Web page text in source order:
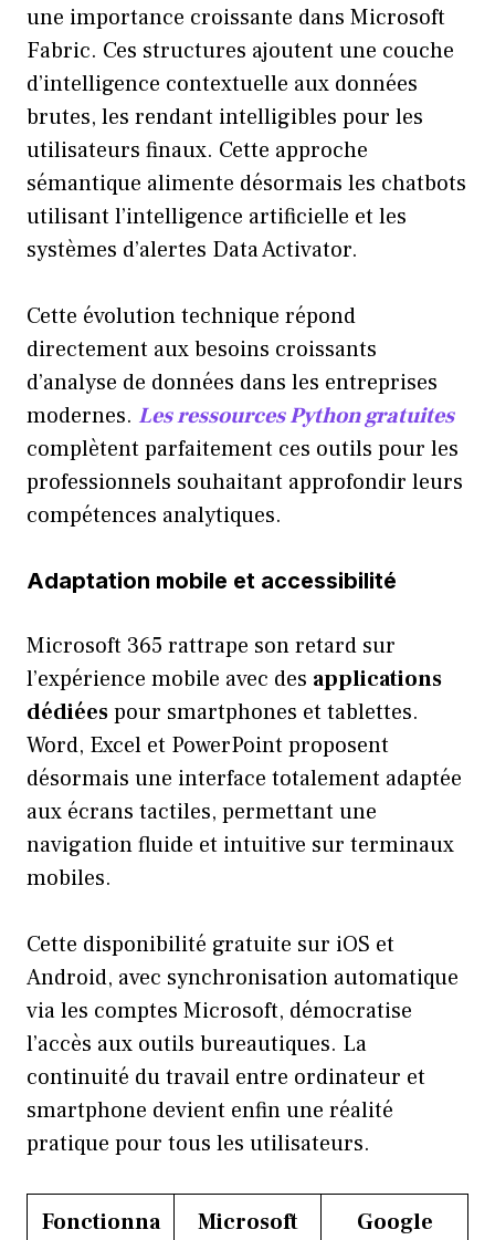
une importance croissante dans Microsoft
Fabric. Ces structures ajoutent une couche
d’intelligence contextuelle aux données
brutes, les rendant intelligibles pour les
utilisateurs finaux. Cette approche
sémantique alimente désormais les chatbots
utilisant l’intelligence artificielle et les
systèmes d’alertes Data Activator.
Cette évolution technique répond
directement aux besoins croissants
d’analyse de données dans les entreprises
modernes. Les ressources Python gratuites
complètent parfaitement ces outils pour les
professionnels souhaitant approfondir leurs
compétences analytiques.
Adaptation mobile et accessibilité
Microsoft 365 rattrape son retard sur
l’expérience mobile avec des applications
dédiéespour smartphones et tablettes.
Word, Excel et PowerPoint proposent
désormais une interface totalement adaptée
aux écrans tactiles, permettant une
navigation fluide et intuitive sur terminaux
mobiles.
Cette disponibilité gratuite sur iOS et
Android, avec synchronisation automatique
via les comptes Microsoft, démocratise
l’accès aux outils bureautiques. La
continuité du travail entre ordinateur et
smartphone devient enfin une réalité
pratique pour tous les utilisateurs.
Fonctionna
Microsoft
Google